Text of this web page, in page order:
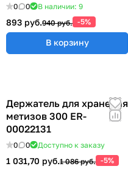
0 0 В наличии: 9
893 руб.940 руб. -5%
В корзину
Держатель для хранения
метизов 300 ER-
00022131
0 0 Доступно к заказу
1 031,70 руб.1 086 руб. -5%